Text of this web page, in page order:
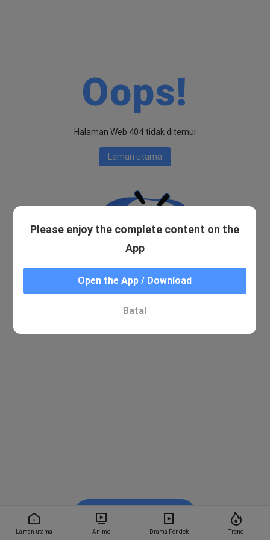
Laman utama Anime Drama Pendek Trend
Oops!
Halaman Web 404 tidak ditemui
Laman utama
Tonton dalam BiliBili
Please enjoy the complete content on the
App
Open the App / Download
Batal